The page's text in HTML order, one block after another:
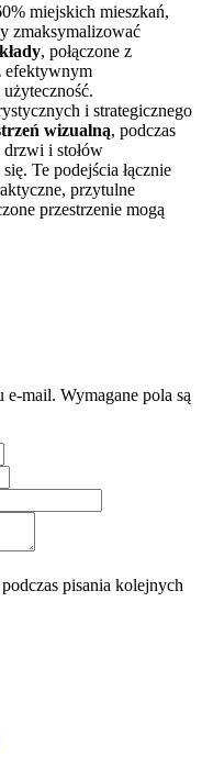
miejskich mieszkań,
zmaksymalizować
, połączone z
efektywnym
i strategicznego
wizualną, podczas
i stołów
Te podejścia łącznie
przytulne
przestrzenie mogą
e-mail. Wymagane pola są
pisania kolejnych